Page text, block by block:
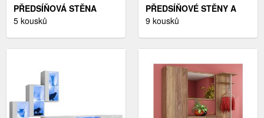
PŘEDSÍŇOVÁ STĚNA
MILO HALMAR
5 kousků
PŘEDSÍŇOVÉ STĚNY A
BOTNÍKY
9 kousků